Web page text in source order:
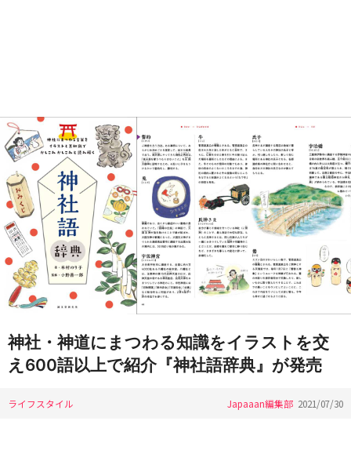
神社・神道にまつわる知識をイラストを交
え600語以上で紹介『神社語辞典』が発売
ライフスタイル Japaaan編集部 2021/07/30